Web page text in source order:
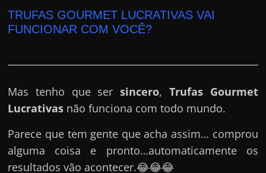
m
o
🤔
TRUFAS GOURMET LUCRATIVAS VAI
FUNCIONAR COM VOCÊ?
Mas tenho que sersincero, Trufas Gourmet
Lucrativas não funciona com todo mundo.
Parece que tem gente que acha assim… comprou
alguma coisa e pronto…automaticamente os
resultados vão acontecer.😂😂😂